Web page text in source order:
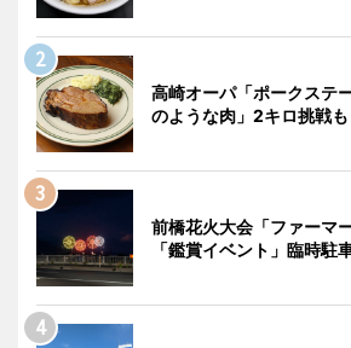
高崎オーパ「ポークス
のような肉」2キロ挑戦も
前橋花火大会「ファーマ
「鑑賞イベント」臨時駐